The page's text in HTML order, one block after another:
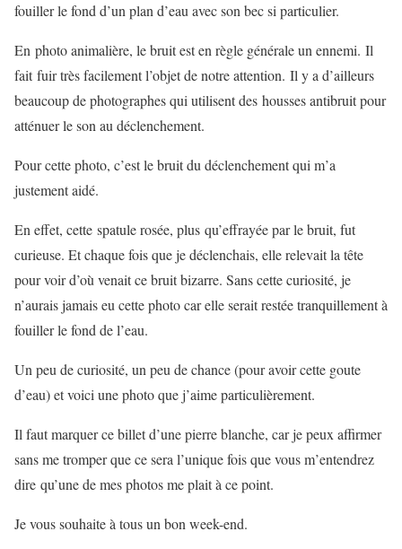
fouiller le fond d’un plan d’eau avec son bec si particulier.
En photo animalière, le bruit est en règle générale un ennemi. Il
fait fuir très facilement l’objet de notre attention. Il y a d’ailleurs
beaucoup de photographes qui utilisent des housses antibruit pour
atténuer le son au déclenchement.
Pour cette photo, c’est le bruit du déclenchement qui m’a
justement aidé.
En effet, cette spatule rosée, plus qu’effrayée par le bruit, fut
curieuse. Et chaque fois que je déclenchais, elle relevait la tête
pour voir d’où venait ce bruit bizarre. Sans cette curiosité, je
n’aurais jamais eu cette photo car elle serait restée tranquillement à
fouiller le fond de l’eau.
Un peu de curiosité, un peu de chance (pour avoir cette goute
d’eau) et voici une photo que j’aime particulièrement.
Il faut marquer ce billet d’une pierre blanche, car je peux affirmer
sans me tromper que ce sera l’unique fois que vous m’entendrez
dire qu’une de mes photos me plait à ce point.
Je vous souhaite à tous un bon week-end.